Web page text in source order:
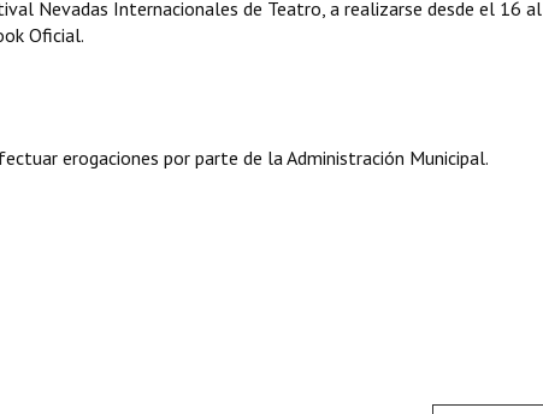
Nevadas Internacionales de Teatro, a realizarse desde el 16 al
Oficial.
erogaciones por parte de la Administración Municipal.